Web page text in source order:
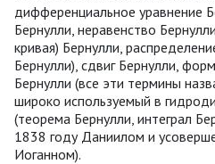
дифференциальное уравнение
Бернулли, неравенство
кривая) Бернулли,
Бернулли), сдвиг Бернулли,
Бернулли (все эти термины
широко используемый в
(теорема Бернулли, интеграл
1838 году Даниилом и
Иоганном).